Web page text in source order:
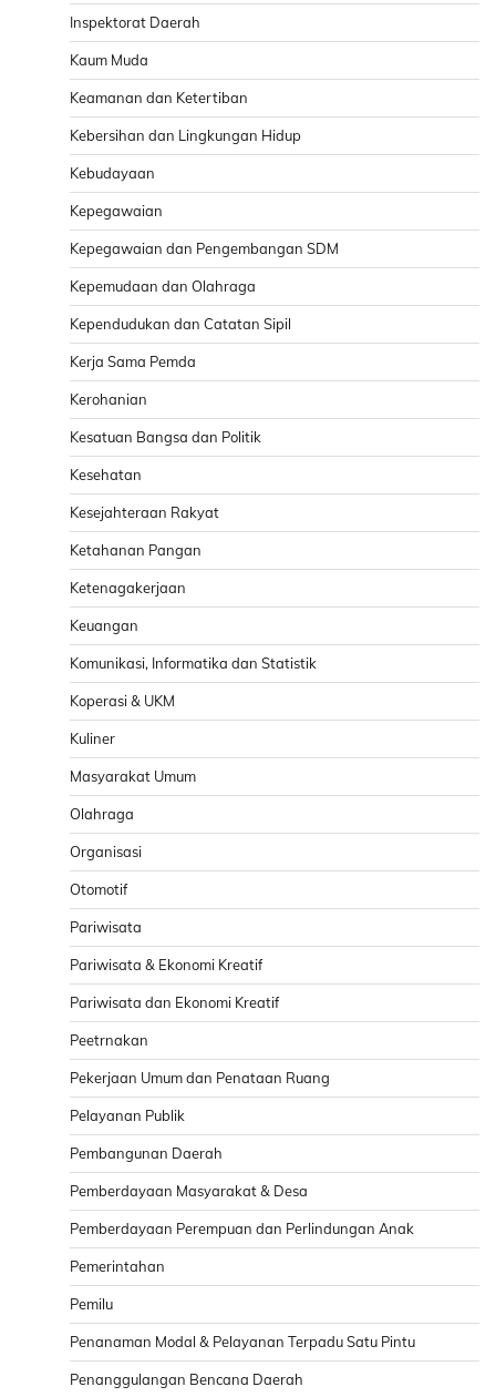
Inspektorat Daerah
Kaum Muda
Keamanan dan Ketertiban
Kebersihan dan Lingkungan Hidup
Kebudayaan
Kepegawaian
Kepegawaian dan Pengembangan SDM
Kepemudaan dan Olahraga
Kependudukan dan Catatan Sipil
Kerja Sama Pemda
Kerohanian
Kesatuan Bangsa dan Politik
Kesehatan
Kesejahteraan Rakyat
Ketahanan Pangan
Ketenagakerjaan
Keuangan
Komunikasi, Informatika dan Statistik
Koperasi & UKM
Kuliner
Masyarakat Umum
Olahraga
Organisasi
Otomotif
Pariwisata
Pariwisata & Ekonomi Kreatif
Pariwisata dan Ekonomi Kreatif
Peetrnakan
Pekerjaan Umum dan Penataan Ruang
Pelayanan Publik
Pembangunan Daerah
Pemberdayaan Masyarakat & Desa
Pemberdayaan Perempuan dan Perlindungan Anak
Pemerintahan
Pemilu
Penanaman Modal & Pelayanan Terpadu Satu Pintu
Penanggulangan Bencana Daerah